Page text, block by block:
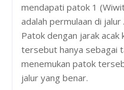
mendapati patok 1
adalah permulaan di
Patok dengan jarak
tersebut hanya sebagai
menemukan patok
jalur yang benar.